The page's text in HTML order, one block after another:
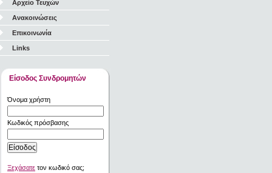
Αρχείο Τευχών
Ανακοινώσεις
Επικοινωνία
Links
Είσοδος Συνδρομητών
Όνομα χρήστη
Κωδικός πρόσβασης
Ξεχάσατε τον κωδικό σας;